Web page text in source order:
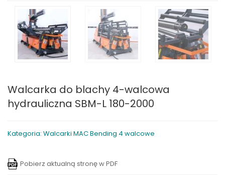
Walcarka do blachy 4-walcowa
hydrauliczna SBM-L 180-2000
Kategoria: Walcarki MAC Bending 4 walcowe
Pobierz aktualną stronę w PDF